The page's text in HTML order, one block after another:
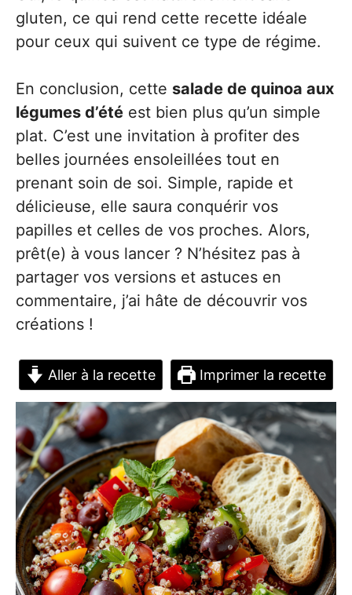
gluten, ce qui rend cette recette idéale
pour ceux qui suivent ce type de régime.
En conclusion, cette salade de quinoa aux
légumes d’été est bien plus qu’un simple
plat. C’est une invitation à profiter des
belles journées ensoleillées tout en
prenant soin de soi. Simple, rapide et
délicieuse, elle saura conquérir vos
papilles et celles de vos proches. Alors,
prêt(e) à vous lancer ? N’hésitez pas à
partager vos versions et astuces en
commentaire, j’ai hâte de découvrir vos
créations !
Aller à la recette Imprimer la recette